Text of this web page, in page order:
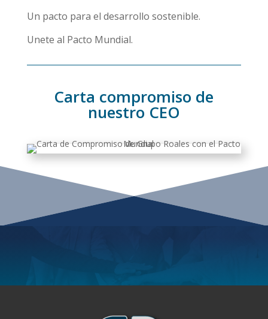
Un pacto para el desarrollo sostenible.
Unete al Pacto Mundial.
Carta compromiso de
nuestro CEO